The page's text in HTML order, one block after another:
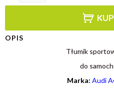
OPIS
Tłumik
do
Marka: Audi